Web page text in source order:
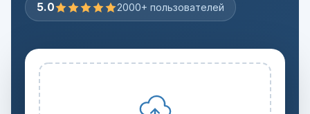
5.0 2000+ пользователей